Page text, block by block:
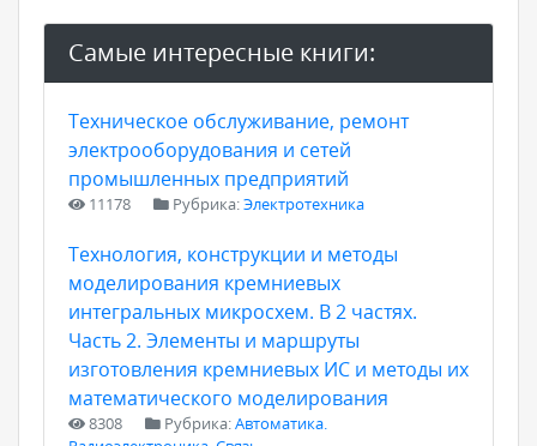
Самые интересные книги:
Техническое обслуживание, ремонт
электрооборудования и сетей
промышленных предприятий
11178 Рубрика:Электротехника
Технология, конструкции и методы
моделирования кремниевых
интегральных микросхем. В 2 частях.
Часть 2. Элементы и маршруты
изготовления кремниевых ИС и методы их
математического моделирования
8308 Рубрика:Автоматика.